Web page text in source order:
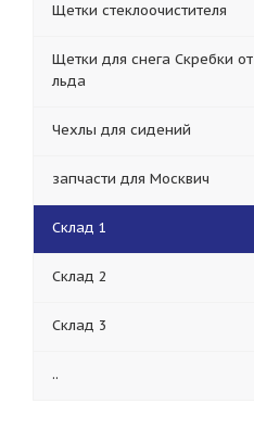
Щетки стеклоочистителя
Щетки для снега Скребки от
льда
Чехлы для сидений
запчасти для Москвич
Склад 1
Склад 2
Склад 3
..